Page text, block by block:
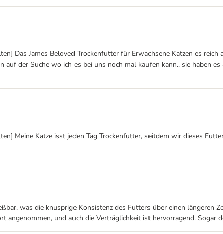
Das James Beloved Trockenfutter für Erwachsene Katzen es
auf der Suche wo ich es bei uns noch mal kaufen kann.. sie haben
Meine Katze isst jeden Tag Trockenfutter, seitdem wir dieses
was die knusprige Konsistenz des Futters über einen längeren
und auch die Verträglichkeit ist hervorragend. Sogar